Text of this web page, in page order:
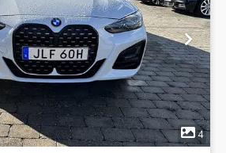
1
4